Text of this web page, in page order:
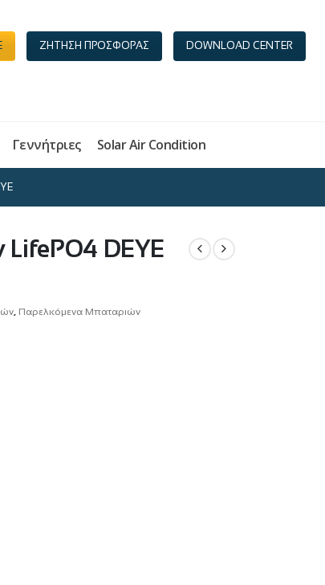
ΖΗΤΗΣΗ ΠΡΟΣΦΟΡΑΣ DOWNLOAD CENTER
Γεννήτριες Solar Air Condition
DEYE
, Παρελκόμενα Μπαταριών